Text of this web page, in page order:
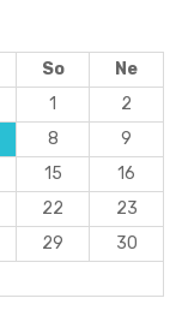
So
Ne
1
2
8
9
15
16
22
23
29
30